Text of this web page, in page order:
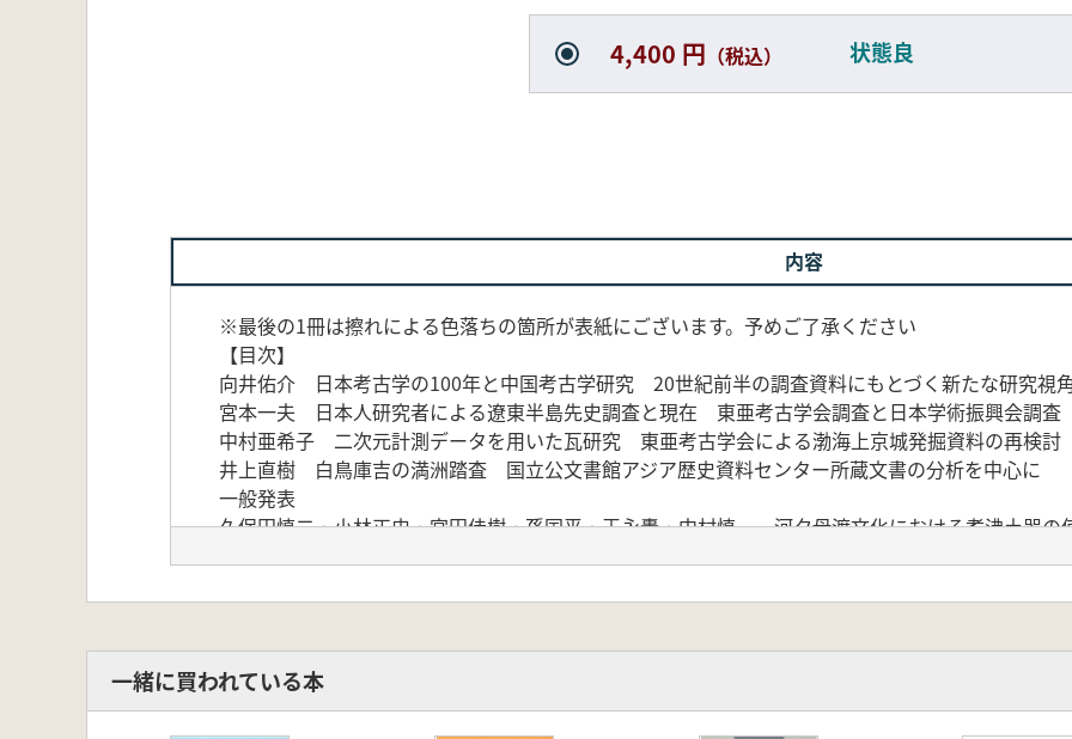
4,400 円 （税込） 状態良
内容
※最後の1冊は擦れによる色落ちの箇所が表紙にございます。予めご了承ください
【目次】
向井佑介 日本考古学の100年と中国考古学研究 20世紀前半の調査資料にもとづく新たな研究視
宮本一夫 日本人研究者による遼東半島先史調査と現在 東亜考古学会調査と日本学術振興会調査
中村亜希子 二次元計測データを用いた瓦研究 東亜考古学会による渤海上京城発掘資料の再検討
井上直樹 白鳥庫吉の満洲踏査 国立公文書館アジア歴史資料センター所蔵文書の分析を中心に
一般発表
久保田慎二・小林正史・宮田佳樹・孫国平・王永轟・中村慎一 河夕母渡文化における煮沸土器の
坂川幸祐 蝶形牌節の展開について 長城地帯の事例を中心に
熊坂聡美 雲岡石窟の天蓋亀 第3期における二人系統理解のための手がかりとして
工 達 来 契丹駝車の考古学研究―還墓の壁画を中心にして
一緒に買われている本